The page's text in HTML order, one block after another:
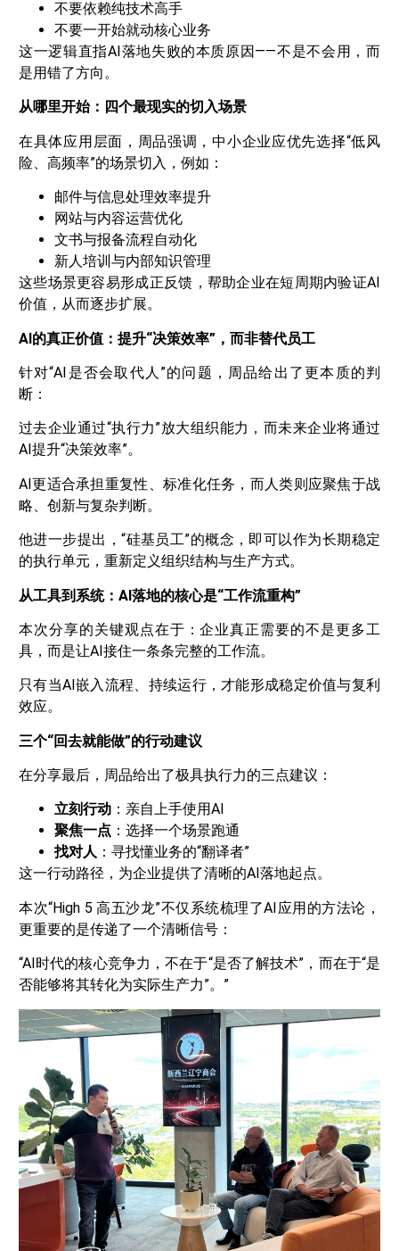
不要依赖纯技术高手
不要一开始就动核心业务
这一逻辑直指AI落地失败的本质原因——不是不会用，而
是用错了方向。
从哪里开始：四个最现实的切入场景
在具体应用层面，周品强调，中小企业应优先选择“低风
险、高频率”的场景切入，例如：
邮件与信息处理效率提升
网站与内容运营优化
文书与报备流程自动化
新人培训与内部知识管理
这些场景更容易形成正反馈，帮助企业在短周期内验证AI
价值，从而逐步扩展。
AI的真正价值：提升“决策效率”，而非替代员工
针对“AI是否会取代人”的问题，周品给出了更本质的判
断：
过去企业通过“执行力”放大组织能力，而未来企业将通过
AI提升“决策效率”。
AI更适合承担重复性、标准化任务，而人类则应聚焦于战
略、创新与复杂判断。
他进一步提出，“硅基员工”的概念，即可以作为长期稳定
的执行单元，重新定义组织结构与生产方式。
从工具到系统：AI落地的核心是“工作流重构”
本次分享的关键观点在于：企业真正需要的不是更多工
具，而是让AI接住一条条完整的工作流。
只有当AI嵌入流程、持续运行，才能形成稳定价值与复利
效应。
三个“回去就能做”的行动建议
在分享最后，周品给出了极具执行力的三点建议：
立刻行动 ：亲自上手使用AI
聚焦一点 ：选择一个场景跑通
找对人 ：寻找懂业务的“翻译者”
这一行动路径，为企业提供了清晰的AI落地起点。
本次“High 5 高五沙龙”不仅系统梳理了AI应用的方法论，
更重要的是传递了一个清晰信号：
“AI时代的核心竞争力，不在于“是否了解技术”，而在于“是
否能够将其转化为实际生产力”。”